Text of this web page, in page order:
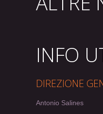
INFO
DIREZIONE
Antonio Salines